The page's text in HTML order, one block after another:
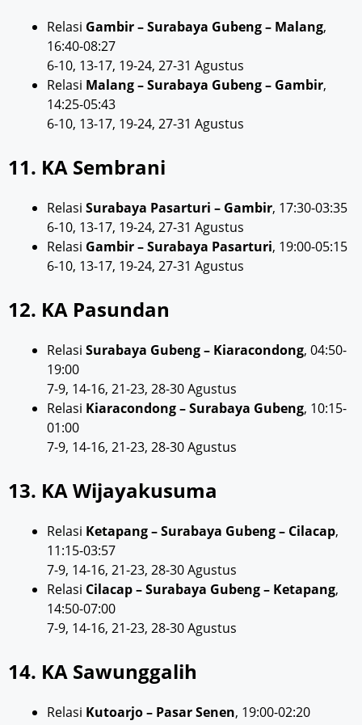
Relasi Gambir – Surabaya Gubeng – Malang,
16:40-08:27
6-10, 13-17, 19-24, 27-31 Agustus
Relasi Malang – Surabaya Gubeng – Gambir,
14:25-05:43
6-10, 13-17, 19-24, 27-31 Agustus
11. KA Sembrani
Relasi Surabaya Pasarturi – Gambir, 17:30-03:35
6-10, 13-17, 19-24, 27-31 Agustus
Relasi Gambir – Surabaya Pasarturi, 19:00-05:15
6-10, 13-17, 19-24, 27-31 Agustus
12. KA Pasundan
Relasi Surabaya Gubeng – Kiaracondong, 04:50-
19:00
7-9, 14-16, 21-23, 28-30 Agustus
Relasi Kiaracondong – Surabaya Gubeng, 10:15-
01:00
7-9, 14-16, 21-23, 28-30 Agustus
13. KA Wijayakusuma
Relasi Ketapang – Surabaya Gubeng – Cilacap,
11:15-03:57
7-9, 14-16, 21-23, 28-30 Agustus
Relasi Cilacap – Surabaya Gubeng – Ketapang,
14:50-07:00
7-9, 14-16, 21-23, 28-30 Agustus
14. KA Sawunggalih
Relasi Kutoarjo – Pasar Senen, 19:00-02:20